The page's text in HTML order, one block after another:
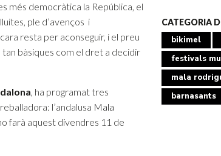
més democràtica la República, el
ple d’avenços i
resta per aconseguir, i el preu
bàsiques com el dret a decidir
, ha programat tres
l’andalusa Mala
farà aquest divendres 11 de
CATEGORIA
bikimel
festivals
mala
barnasants